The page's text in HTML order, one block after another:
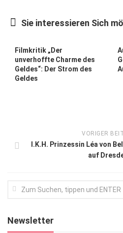
Ausflug & Reise
Podcast
Sie interessieren Sich
Filmkritik „Der
unverhoffte Charme des
Geldes“: Der Strom des
Geldes
VORIGER
I.K.H. Prinzessin Léa von
auf
Newsletter